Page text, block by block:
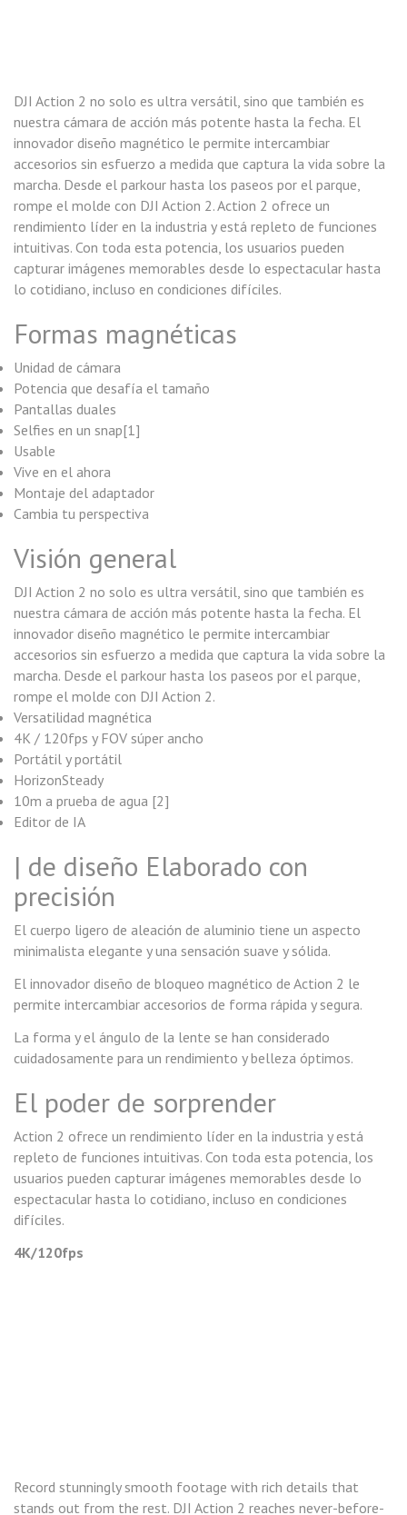
DJI Action 2 no solo es ultra versátil, sino que también es
nuestra cámara de acción más potente hasta la fecha. El
innovador diseño magnético le permite intercambiar
accesorios sin esfuerzo a medida que captura la vida sobre la
marcha. Desde el parkour hasta los paseos por el parque,
rompe el molde con DJI Action 2. Action 2 ofrece un
rendimiento líder en la industria y está repleto de funciones
intuitivas. Con toda esta potencia, los usuarios pueden
capturar imágenes memorables desde lo espectacular hasta
lo cotidiano, incluso en condiciones difíciles.
Formas magnéticas
Unidad de cámara
Potencia que desafía el tamaño
Pantallas duales
Selfies en un snap[1]
Usable
Vive en el ahora
Montaje del adaptador
Cambia tu perspectiva
Visión general
DJI Action 2 no solo es ultra versátil, sino que también es
nuestra cámara de acción más potente hasta la fecha. El
innovador diseño magnético le permite intercambiar
accesorios sin esfuerzo a medida que captura la vida sobre la
marcha. Desde el parkour hasta los paseos por el parque,
rompe el molde con DJI Action 2.
Versatilidad magnética
4K / 120fps y FOV súper ancho
Portátil y portátil
HorizonSteady
10m a prueba de agua [2]
Editor de IA
| de diseño Elaborado con
precisión
El cuerpo ligero de aleación de aluminio tiene un aspecto
minimalista elegante y una sensación suave y sólida.
El innovador diseño de bloqueo magnético de Action 2 le
permite intercambiar accesorios de forma rápida y segura.
La forma y el ángulo de la lente se han considerado
cuidadosamente para un rendimiento y belleza óptimos.
El poder de sorprender
Action 2 ofrece un rendimiento líder en la industria y está
repleto de funciones intuitivas. Con toda esta potencia, los
usuarios pueden capturar imágenes memorables desde lo
espectacular hasta lo cotidiano, incluso en condiciones
difíciles.
4K/120fps
Record stunningly smooth footage with rich details that
stands out from the rest. DJI Action 2 reaches never-before-